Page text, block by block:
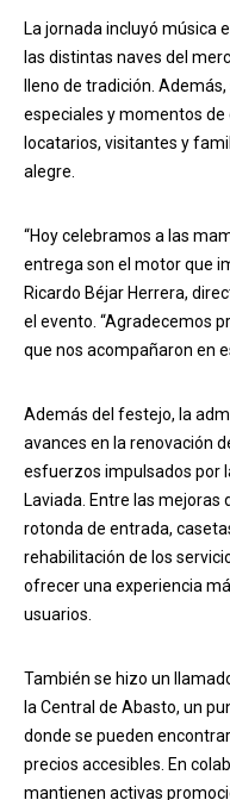
La jornada incluyó música
las distintas naves del
lleno de tradición.
especiales y momentos
locatarios, visitantes y
alegre.
“Hoy celebramos a las
entrega son el motor que
Ricardo Béjar Herrera,
el evento. “Agradecemos
que nos acompañaron en
Además del festejo, la
avances en la renovación
esfuerzos impulsados por
Laviada. Entre las mejoras
rotonda de entrada,
rehabilitación de los
ofrecer una experiencia
usuarios.
También se hizo un
la Central de Abasto, un
donde se pueden
precios accesibles. En
mantienen activas